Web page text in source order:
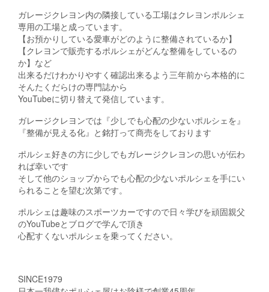
ガレージクレヨン内の隣接している工場はクレヨンポルシェ
専用の工場と成っています。
【お預かりしている愛車がどのように整備されているか】
【クレヨンで販売するポルシェがどんな整備をしているの
か】など
出来るだけわかりやすく確認出来るよう三年前から本格的に
そんたくだらけの専門誌から
YouTubeに切り替えて発信しています。
ガレージクレヨンでは『少しでも心配の少ないポルシェを』
『整備が見える化』と銘打って商売をしております
ポルシェ好きの方に少しでもガレージクレヨンの思いが伝わ
れば幸いです
そして他のショップからでも心配の少ないポルシェを手にい
られることを望む次第です。
ポルシェは趣味のスポーツカーですので日々学びを頑固親父
のYouTubeとブログで学んで頂き
心配すくないポルシェを乗ってください。
SINCE1979